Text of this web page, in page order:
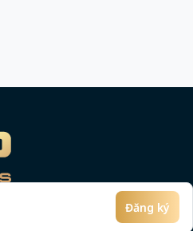
Đăng ký